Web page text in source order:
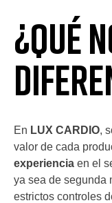
¿Qué
En LUX CARDIO,
valor de cada
experiencia en el
ya sea de segunda
estrictos controles